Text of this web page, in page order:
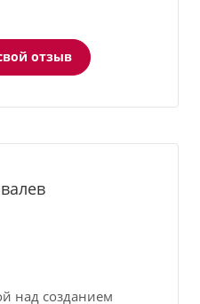
отзыв
над созданием